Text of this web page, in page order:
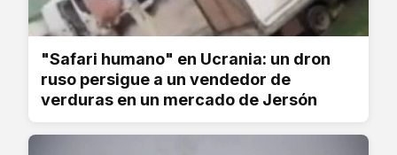
"Safari humano" en Ucrania: un dron
ruso persigue a un vendedor de
verduras en un mercado de Jersón